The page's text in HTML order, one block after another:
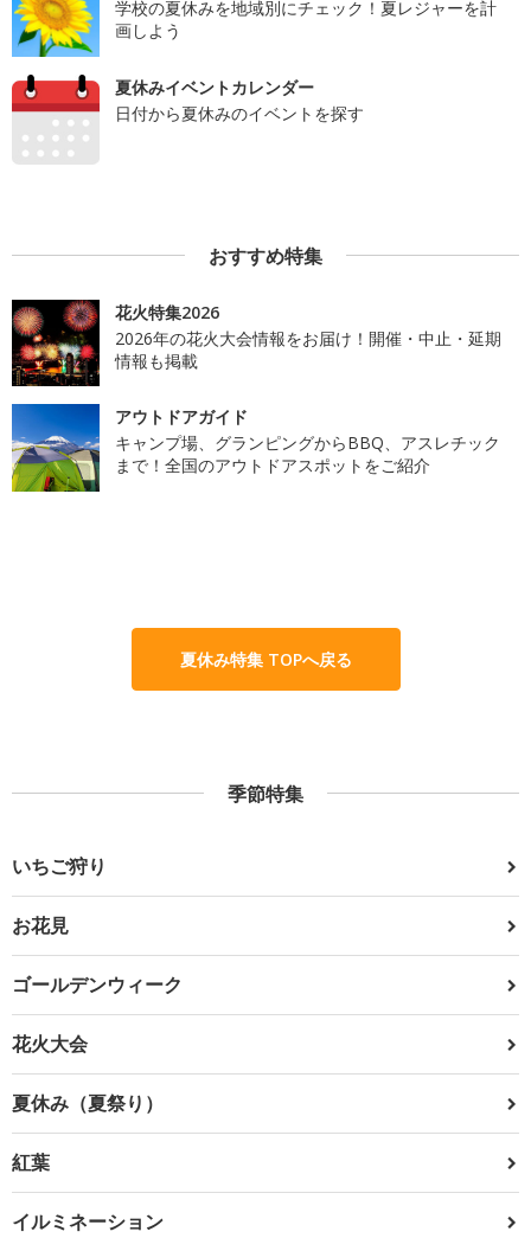
学校の夏休みを地域別にチェック！夏レジャーを計
画しよう
夏休みイベントカレンダー
日付から夏休みのイベントを探す
おすすめ特集
花火特集2026
2026年の花火大会情報をお届け！開催・中止・延期
情報も掲載
アウトドアガイド
キャンプ場、グランピングからBBQ、アスレチック
まで！全国のアウトドアスポットをご紹介
夏休み特集 TOPへ戻る
季節特集
いちご狩り
お花見
ゴールデンウィーク
花火大会
夏休み（夏祭り）
紅葉
イルミネーション